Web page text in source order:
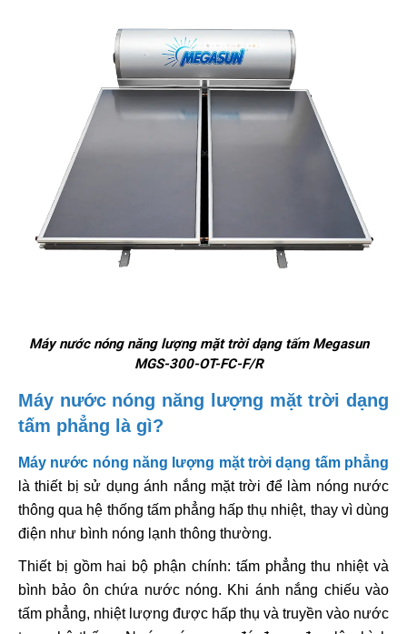
Máy nước nóng năng lượng mặt trời dạng tấm Megasun
MGS-300-OT-FC-F/R
Máy nước nóng năng lượng mặt trời dạng
tấm phẳng là gì?
Máy nước nóng năng lượng mặt trời dạng tấm phẳng
là thiết bị sử dụng ánh nắng mặt trời để làm nóng nước
thông qua hệ thống tấm phẳng hấp thụ nhiệt, thay vì dùng
điện như bình nóng lạnh thông thường.
Thiết bị gồm hai bộ phận chính: tấm phẳng thu nhiệt và
bình bảo ôn chứa nước nóng. Khi ánh nắng chiếu vào
tấm phẳng, nhiệt lượng được hấp thụ và truyền vào nước